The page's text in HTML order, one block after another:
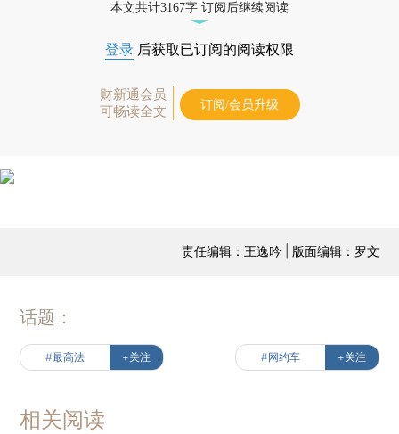
本文共计3167字 订阅后继续阅读
登录 后获取已订阅的阅读权限
财新通会员
可畅读全文
订阅/会员升级
责任编辑：王逸吟 | 版面编辑：罗文
话题：
#最高法 +关注 #网约车 +关注
相关阅读